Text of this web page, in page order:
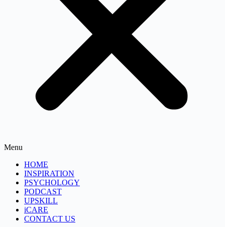
Menu
HOME
INSPIRATION
PSYCHOLOGY
PODCAST
UPSKILL
iCARE
CONTACT US